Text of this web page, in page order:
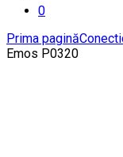
0
Prima pagină
Emos P0320